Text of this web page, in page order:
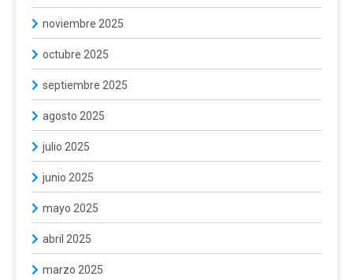
noviembre 2025
octubre 2025
septiembre 2025
agosto 2025
julio 2025
junio 2025
mayo 2025
abril 2025
marzo 2025